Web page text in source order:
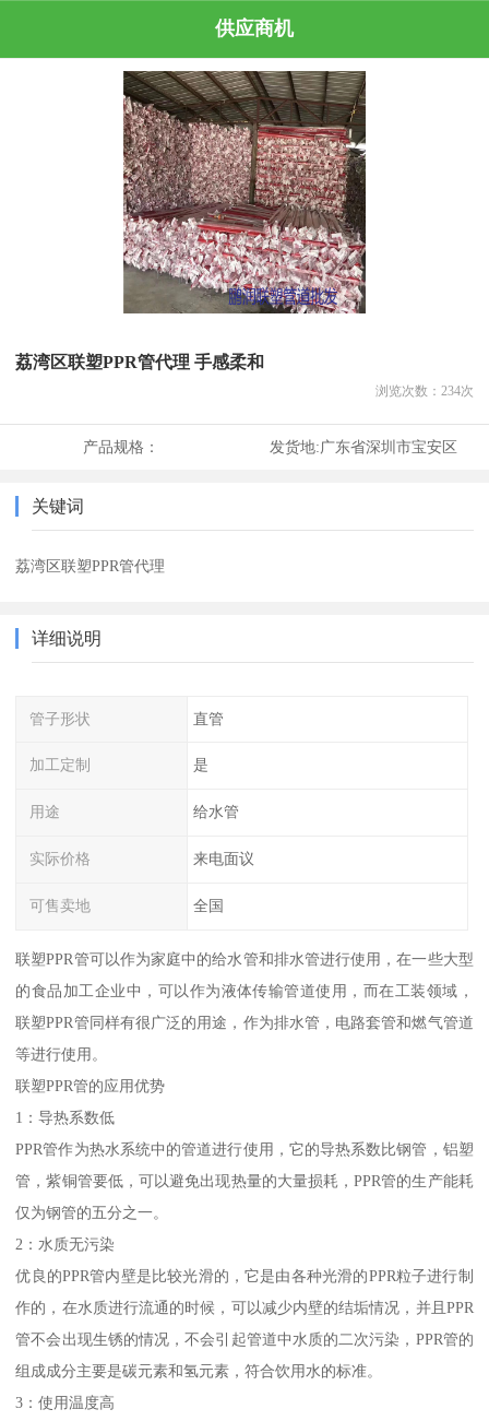
供应商机
荔湾区联塑PPR管代理 手感柔和
浏览次数： 234次
产品规格： 发货地:广东省深圳市宝安区
关键词
荔湾区联塑PPR管代理
详细说明
管子形状 直管
加工定制 是
用途 给水管
实际价格 来电面议
可售卖地 全国
联塑PPR管可以作为家庭中的给水管和排水管进行使用，在一些大型
的食品加工企业中，可以作为液体传输管道使用，而在工装领域，
联塑PPR管同样有很广泛的用途，作为排水管，电路套管和燃气管道
等进行使用。
联塑PPR管的应用优势
1：导热系数低
PPR管作为热水系统中的管道进行使用，它的导热系数比钢管，铝塑
管，紫铜管要低，可以避免出现热量的大量损耗，PPR管的生产能耗
仅为钢管的五分之一。
2：水质无污染
优良的PPR管内壁是比较光滑的，它是由各种光滑的PPR粒子进行制
作的，在水质进行流通的时候，可以减少内壁的结垢情况，并且PPR
管不会出现生锈的情况，不会引起管道中水质的二次污染，PPR管的
组成成分主要是碳元素和氢元素，符合饮用水的标准。
3：使用温度高